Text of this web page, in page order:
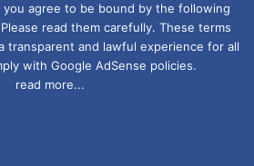
agree to be bound by the following
read them carefully. These terms
transparent and lawful experience for all
with Google AdSense policies.
read more...